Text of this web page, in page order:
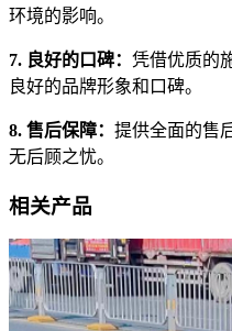
环境的影响。
7. 良好的口碑： 凭借优质的
良好的品牌形象和口碑。
8. 售后保障： 提供全面的售
无后顾之忧。
相关产品